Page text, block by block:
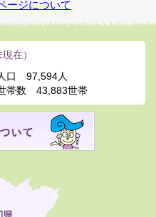
ージについて
在）
口
97,594人
帯数
43,883世帯